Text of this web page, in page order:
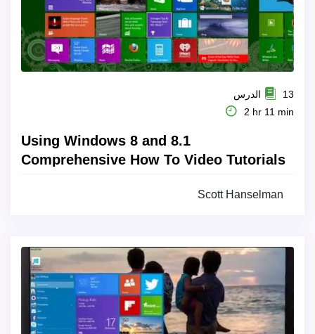
13 الدرس
2 hr 11 min
Using Windows 8 and 8.1
Comprehensive How To Video Tutorials
Scott Hanselman